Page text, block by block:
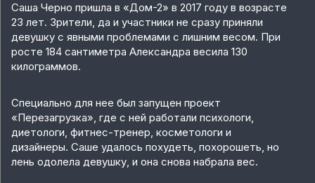
Саша Черно пришла в «Дом-2» в 2017 году в возрасте
23 лет. Зрители, да и участники не сразу приняли
девушку с явными проблемами с лишним весом. При
росте 184 сантиметра Александра весила 130
килограммов.
Специально для нее был запущен проект
«Перезагрузка», где с ней работали психологи,
диетологи, фитнес-тренер, косметологи и
дизайнеры. Саше удалось похудеть, похорошеть, но
лень одолела девушку, и она снова набрала вес.